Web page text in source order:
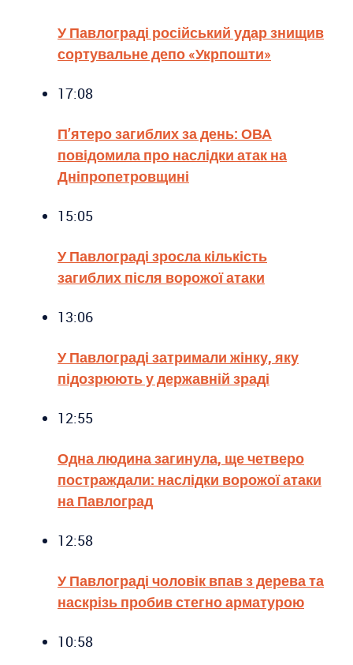
У Павлограді російський удар знищив
сортувальне депо «Укрпошти»
17:08
П’ятеро загиблих за день: ОВА
повідомила про наслідки атак на
Дніпропетровщині
15:05
У Павлограді зросла кількість
загиблих після ворожої атаки
13:06
У Павлограді затримали жінку, яку
підозрюють у державній зраді
12:55
Одна людина загинула, ще четверо
постраждали: наслідки ворожої атаки
на Павлоград
12:58
У Павлограді чоловік впав з дерева та
наскрізь пробив стегно арматурою
10:58